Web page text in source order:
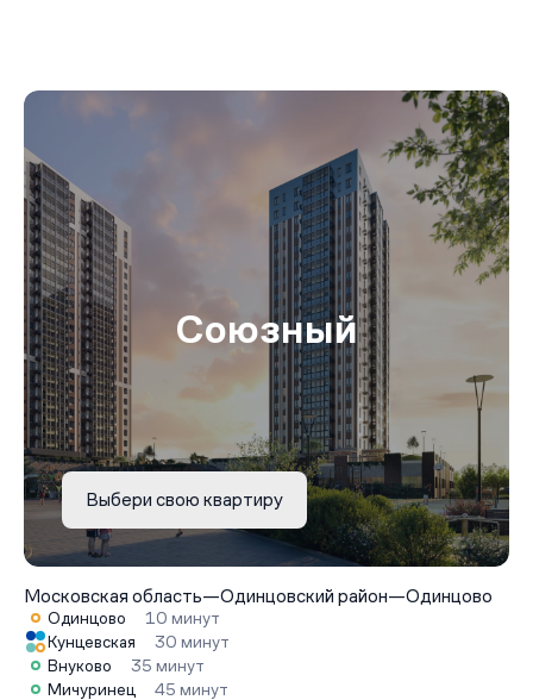
Союзный
Выбери свою квартиру
Московская область—Одинцовский район—Одинцово
Одинцово
10 минут
Кунцевская
30 минут
Внуково
35 минут
Мичуринец
45 минут